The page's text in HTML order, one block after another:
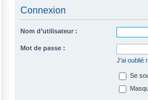
Connexion
Nom d’utilisateur :
Mot de passe :
J’ai oublié
Se